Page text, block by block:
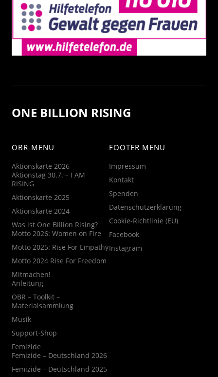
ONE BILLION RISING
OBR-MENU
Aktionskarte 2026
Aktionstag 30.7. – I AM
RISING
Aktionskarte 2025
Aktionskarte 2024
Was ist One Billion Rising?
Motto 2026: Women on Fire
Motto 2025: Rise For Empathy
Motto 2024 Rise For Freedom
Mitmachen!
Anleitung
OBR – Toolkit –
Materialsammlung
Musik
Support-Shop
Femizide
Femizide – Deutschland 2026
Femizide – Deutschland 2025
FOOTER MENU
Impressum
Kontakt
Spenden
Datenschutzerklärung
Cookie-Richtlinie (EU)
Facebook
Instagram